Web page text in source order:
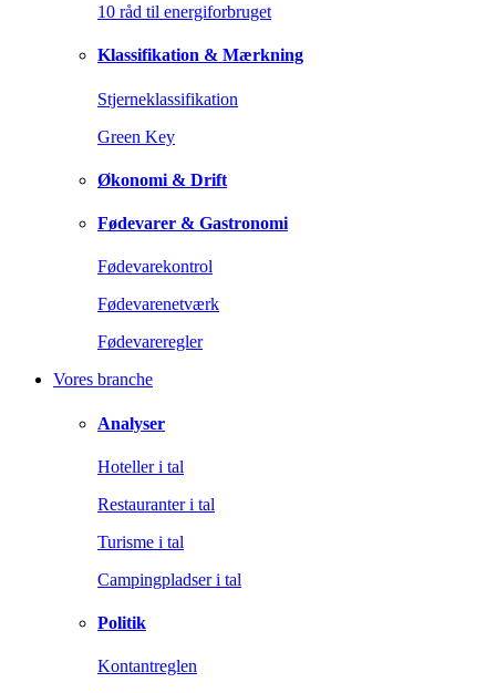
10 råd til energiforbruget
Klassifikation & Mærkning
Stjerneklassifikation
Green Key
Økonomi & Drift
Fødevarer & Gastronomi
Fødevarekontrol
Fødevarenetværk
Fødevareregler
Vores branche
Analyser
Hoteller i tal
Restauranter i tal
Turisme i tal
Campingpladser i tal
Politik
Kontantreglen